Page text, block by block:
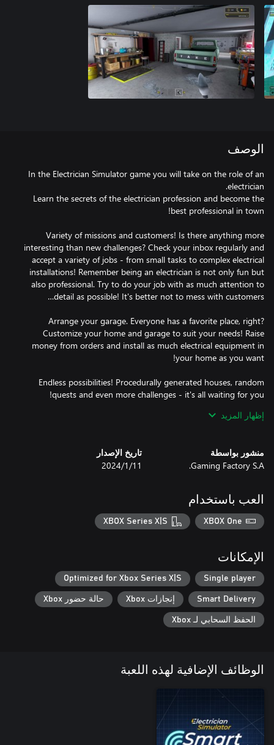
الوصف
In the Electrician Simulator game you will take on the role of an
Learn the secrets of the electrician profession and become the
Variety of missions and customers! Is there anything more
interesting than new challenges? Check your inbox regularly and
accept a variety of jobs - from small tasks to complex electrical
installations! Remember being an electrician is not only fun but
also professional. Try to do your job with as much attention to
Arrange your garage. Everyone has a favorite place, right?
Customize your home and garage to suit your needs! Raise
money from orders and install as much electrical equipment in
Endless possibilities! Procedurally generated houses, random
earn experience to unlock various exciting rewards!
إظهار المزيد
منشور بواسطة
Gaming Factory S.A.
تاريخ الإصدار
11‏/1‏/2024
العب باستخدام
XBOX One
XBOX Series X|S
الإمكانات
Single player
Optimized for Xbox Series X|S
Smart Delivery إنجازات Xbox حالة حضور Xbox
الحفظ السحابي لـ Xbox
الوظائف الإضافية لهذه اللعبة